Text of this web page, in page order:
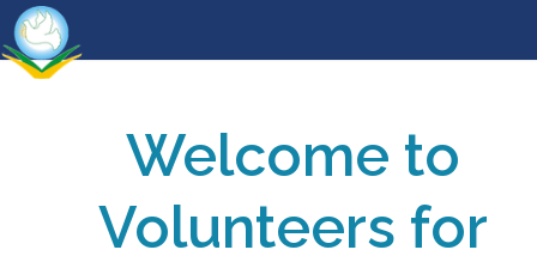
Welcome to
Volunteers for